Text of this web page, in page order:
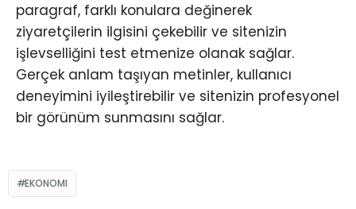
paragraf, farklı konulara değinerek
ziyaretçilerin ilgisini çekebilir ve sitenizin
işlevselliğini test etmenize olanak sağlar.
Gerçek anlam taşıyan metinler, kullanıcı
deneyimini iyileştirebilir ve sitenizin profesyonel
bir görünüm sunmasını sağlar.
EKONOMI